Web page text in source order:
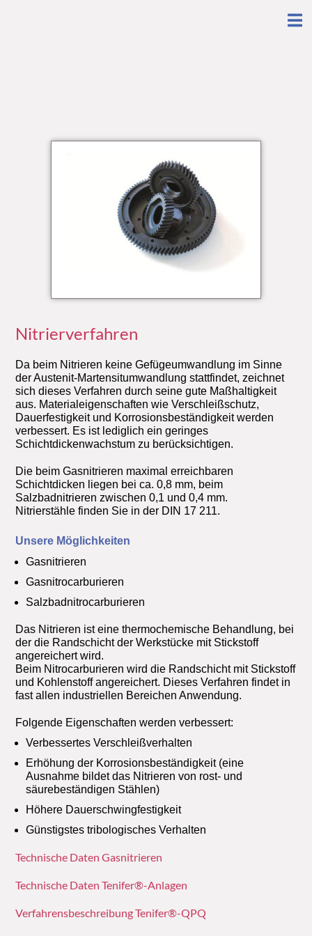
Nitrierverfahren
Da beim Nitrieren keine Gefügeumwandlung im Sinne
der Austenit-Martensitumwandlung stattfindet, zeichnet
sich dieses Verfahren durch seine gute Maßhaltigkeit
aus. Materialeigenschaften wie Verschleißschutz,
Dauerfestigkeit und Korrosionsbeständigkeit werden
verbessert. Es ist lediglich ein geringes
Schichtdickenwachstum zu berücksichtigen.
Die beim Gasnitrieren maximal erreichbaren
Schichtdicken liegen bei ca. 0,8 mm, beim
Salzbadnitrieren zwischen 0,1 und 0,4 mm.
Nitrierstähle finden Sie in der DIN 17 211.
Unsere Möglichkeiten
Gasnitrieren
Gasnitrocarburieren
Salzbadnitrocarburieren
Das Nitrieren ist eine thermochemische Behandlung, bei
der die Randschicht der Werkstücke mit Stickstoff
angereichert wird.
Beim Nitrocarburieren wird die Randschicht mit Stickstoff
und Kohlenstoff angereichert. Dieses Verfahren findet in
fast allen industriellen Bereichen Anwendung.
Folgende Eigenschaften werden verbessert:
Verbessertes Verschleißverhalten
Erhöhung der Korrosionsbeständigkeit (eine
Ausnahme bildet das Nitrieren von rost- und
säurebeständigen Stählen)
Höhere Dauerschwingfestigkeit
Günstigstes tribologisches Verhalten
Technische Daten Gasnitrieren
Technische Daten Tenifer®-Anlagen
Verfahrensbeschreibung Tenifer®-QPQ